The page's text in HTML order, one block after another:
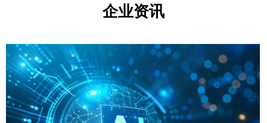
企业资讯